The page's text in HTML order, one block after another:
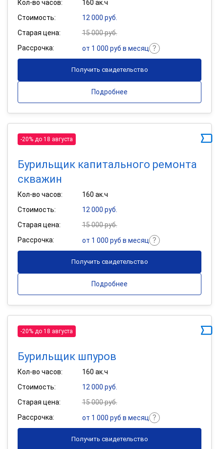
Кол-во часов:
160 ак.ч
Стоимость:
12 000 руб.
Старая цена:
15 000 руб.
Рассрочка:
от 1 000 руб в месяц
Получить свидетельство
Подробнее
-20% до 18 августа
Бурильщик капитального ремонта
скважин
Кол-во часов:
160 ак.ч
Стоимость:
12 000 руб.
Старая цена:
15 000 руб.
Рассрочка:
от 1 000 руб в месяц
Получить свидетельство
Подробнее
-20% до 18 августа
Бурильщик шпуров
Кол-во часов:
160 ак.ч
Стоимость:
12 000 руб.
Старая цена:
15 000 руб.
Рассрочка:
от 1 000 руб в месяц
Получить свидетельство